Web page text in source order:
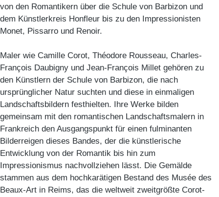
von den Romantikern über die Schule von Barbizon und
dem Künstlerkreis Honfleur bis zu den Impressionisten
Monet, Pissarro und Renoir.
Maler wie Camille Corot, Théodore Rousseau, Charles-
François Daubigny und Jean-François Millet gehören zu
den Künstlern der Schule von Barbizon, die nach
ursprünglicher Natur suchten und diese in einmaligen
Landschaftsbildern festhielten. Ihre Werke bilden
gemeinsam mit den romantischen Landschaftsmalern in
Frankreich den Ausgangspunkt für einen fulminanten
Bilderreigen dieses Bandes, der die künstlerische
Entwicklung von der Romantik bis hin zum
Impressionismus nachvollziehen lässt. Die Gemälde
stammen aus dem hochkarätigen Bestand des Musée des
Beaux-Art in Reims, das die weltweit zweitgrößte Corot-